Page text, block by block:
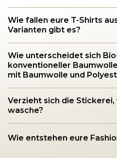
Wie fallen eure T-Shirts
Varianten gibt es?
Wie unterscheidet sich
konventioneller
mit Baumwolle und
Verzieht sich die Stickerei,
wasche?
Wie entstehen eure